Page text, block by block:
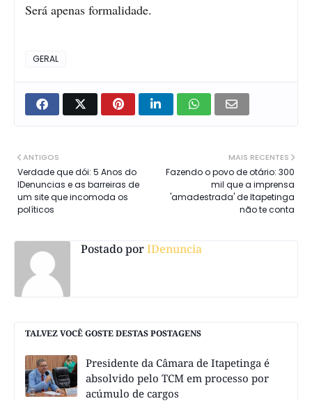
Será apenas formalidade.
GERAL
MAIS RECENTES
Fazendo o povo de otário: 300
mil que a imprensa
'amadestrada' de Itapetinga
não te conta
ANTIGOS
Verdade que dói: 5 Anos do
IDenuncias e as barreiras de
um site que incomoda os
políticos
Postado porIDenuncia
TALVEZ VOCÊ GOSTE DESTAS POSTAGENS
Presidente da Câmara de Itapetinga é
absolvido pelo TCM em processo por
acúmulo de cargos